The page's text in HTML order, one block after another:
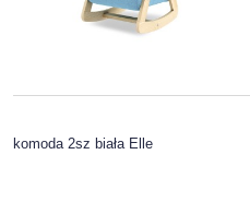
komoda 2sz biała Elle